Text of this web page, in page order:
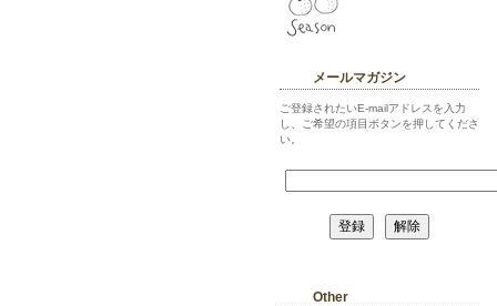
メールマガジン
ご登録されたいE-mailアドレスを入力
し、ご希望の項目ボタンを押してくださ
い。
Other